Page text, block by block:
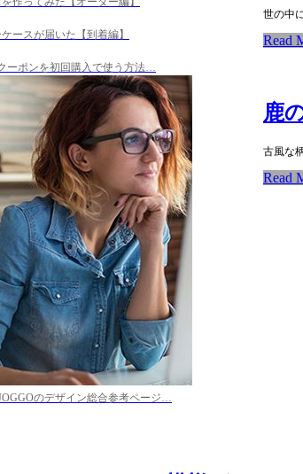
ースが届いた【到着編】
ーポンを初回購入で使う方法…
のデザイン総合参考ページ…
世の中
Read
鹿
古風な
Read